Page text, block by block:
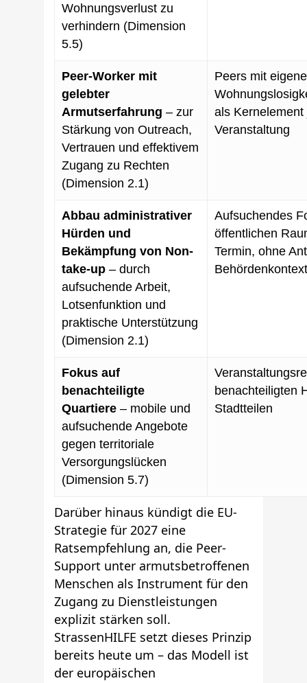
Wohnungsverlust zu
verhindern (Dimension
5.5)
Peer-Worker mit
gelebter
Armutserfahrung – zur
Stärkung von Outreach,
Vertrauen und effektivem
Zugang zu Rechten
(Dimension 2.1)
Peers mit
als Kernelement
Veranstaltung
Abbau administrativer
Hürden und
Bekämpfung von Non-
take-up – durch
aufsuchende Arbeit,
Lotsenfunktion und
praktische Unterstützung
(Dimension 2.1)
Aufsuchendes
öffentlichen
Termin, ohne
Fokus auf
benachteiligte
Quartiere – mobile und
aufsuchende Angebote
gegen territoriale
Versorgungslücken
(Dimension 5.7)
benachteiligten
Stadtteilen
Darüber hinaus kündigt die EU-
Strategie für 2027 eine
Ratsempfehlung an, die Peer-
Support unter armutsbetroffenen
Menschen als Instrument für den
Zugang zu Dienstleistungen
explizit stärken soll.
StrassenHILFE setzt dieses Prinzip
bereits heute um – das Modell ist
der europäischen